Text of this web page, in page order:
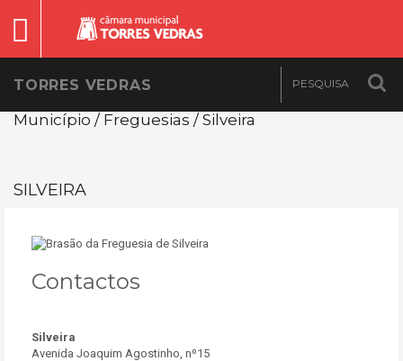
TORRES VEDRAS
Município / Freguesias / Silveira
SILVEIRA
Contactos
Silveira
Avenida Joaquim Agostinho, nº15